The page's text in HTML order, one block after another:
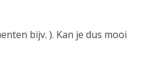
bijv. ). Kan je dus mooi